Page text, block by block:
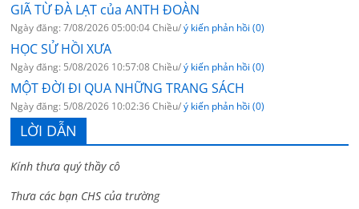
GIÃ TỪ ĐÀ LẠT của ANTH ĐOÀN
Ngày đăng: 7/08/2026 05:00:04 Chiều/ý kiến phản hồi (0)
HỌC SỬ HỒI XƯA
Ngày đăng: 5/08/2026 10:57:08 Chiều/ý kiến phản hồi (0)
MỘT ĐỜI ĐI QUA NHỮNG TRANG SÁCH
Ngày đăng: 5/08/2026 10:02:36 Chiều/ý kiến phản hồi (0)
LỜI DẪN
Kính thưa quý thầy cô
Thưa các bạn CHS của trường